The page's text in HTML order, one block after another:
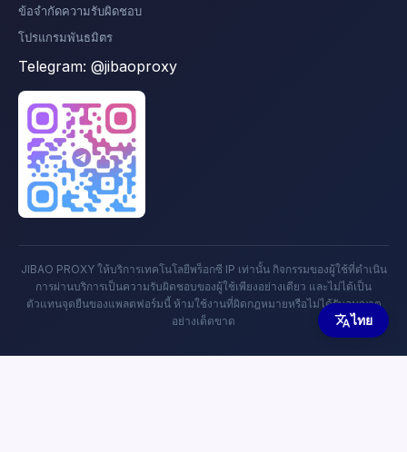
ข้อจำกัดความรับผิดชอบ
โปรแกรมพันธมิตร
Telegram: @jibaoproxy
JIBAO PROXY ให้บริการเทคโนโลยีพร็อกซี IP เท่านั้น กิจกรรมของผู้ใช้ที่ดำเนิน
การผ่านบริการเป็นความรับผิดชอบของผู้ใช้เพียงอย่างเดียว และไม่ได้เป็น
ตัวแทนจุดยืนของแพลตฟอร์มนี้ ห้ามใช้งานที่ผิดกฎหมายหรือไม่ได้รับอนุญาต
อย่างเด็ดขาด
ไทย